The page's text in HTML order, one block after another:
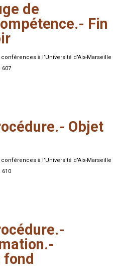
de
Fin
à l’Université d’Aix-Marseille
607
Objet
à l’Université d’Aix-Marseille
610
fond